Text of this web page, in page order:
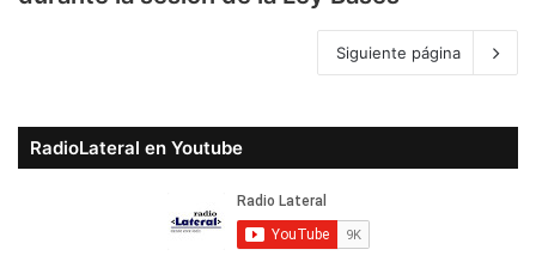
Siguiente página
RadioLateral en Youtube